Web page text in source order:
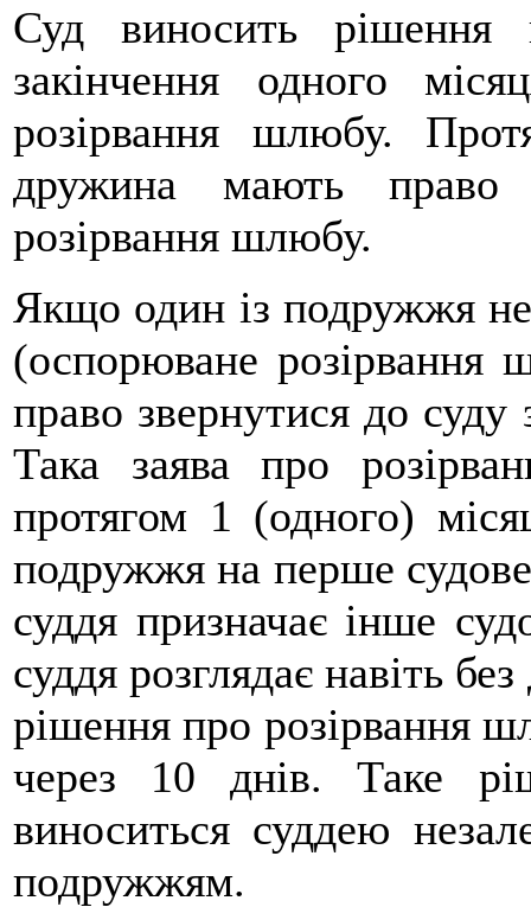
Суд виносить рішення
закінчення одного
розірвання шлюбу.
дружина мають право
розірвання шлюбу.
Якщо один із подружжя
(оспорюване
право звернутися до
Така заява про
протягом 1 (одного)
подружжя на перше
суддя призначає інше
суддя розглядає навіть
рішення про розірвання
через 10 днів. Таке
виноситься суддею
подружжям.